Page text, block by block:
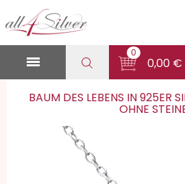

0
0,00 €
BAUM DES LEBENS IN 925ER
OHNE